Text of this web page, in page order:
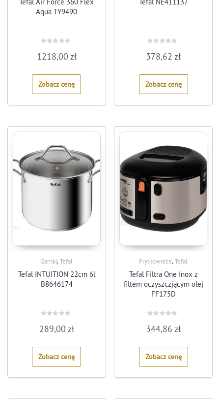
Aqua TY9490
0
out
5
1218,00 zł
Zobacz cenę
0
out
5
378,62zł
Zobacz cenę
Garnki,Tefal
Tefal INTUITION 22cm 6l
B8646174
0
out
5
289,00 zł
Zobacz cenę
Frytkownice,Tefal
Tefal Filtra One Inox z
filtem oczyszczjącym olej
FF175D
0
out
5
344,86zł
Zobacz cenę